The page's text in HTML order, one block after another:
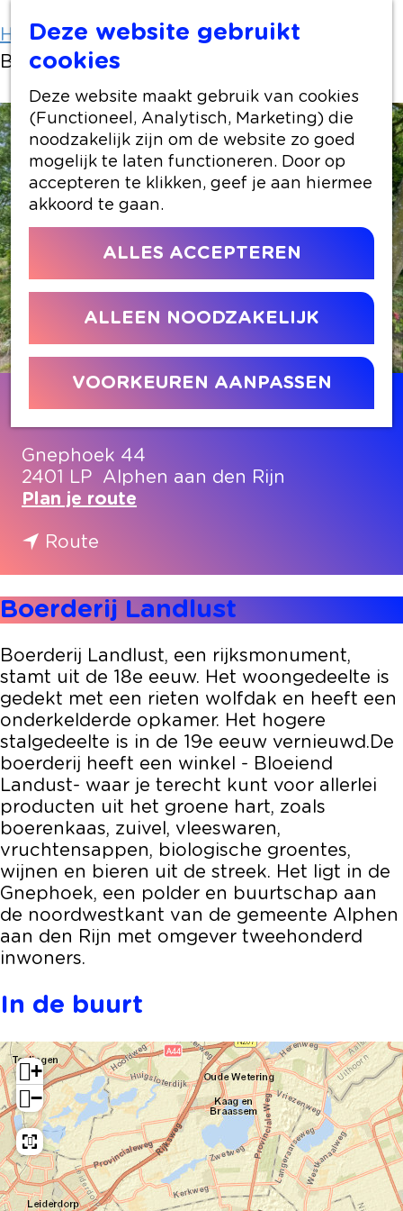
Deze website gebruikt
cookies
Deze website maakt gebruik van cookies
(Functioneel, Analytisch, Marketing) die
noodzakelijk zijn om de website zo goed
mogelijk te laten functioneren. Door op
accepteren te klikken, geef je aan hiermee
akkoord te gaan.
ALLES ACCEPTEREN
ALLEEN NOODZAKELIJK
VOORKEUREN AANPASSEN
Home
Locaties winkelen
Boerderij Landlust
Contact
Gnephoek 44
2401 LP
Alphen aan den Rijn
Plan je route
o
e
r
d
e
r
i
L
a
n
d
l
u
s
t
Route
r
B
o
e
r
d
e
r
i
L
a
n
d
l
u
Boerderij Landlust
Boerderij Landlust, een rijksmonument,
stamt uit de 18e eeuw. Het woongedeelte is
gedekt met een rieten wolfdak en heeft een
onderkelderde opkamer. Het hogere
stalgedeelte is in de 19e eeuw vernieuwd.De
boerderij heeft een winkel - Bloeiend
Landust- waar je terecht kunt voor allerlei
producten uit het groene hart, zoals
boerenkaas, zuivel, vleeswaren,
vruchtensappen, biologische groentes,
wijnen en bieren uit de streek. Het ligt in de
Gnephoek, een polder en buurtschap aan
de noordwestkant van de gemeente Alphen
aan den Rijn met omgever tweehonderd
inwoners.
In de buurt
+
−